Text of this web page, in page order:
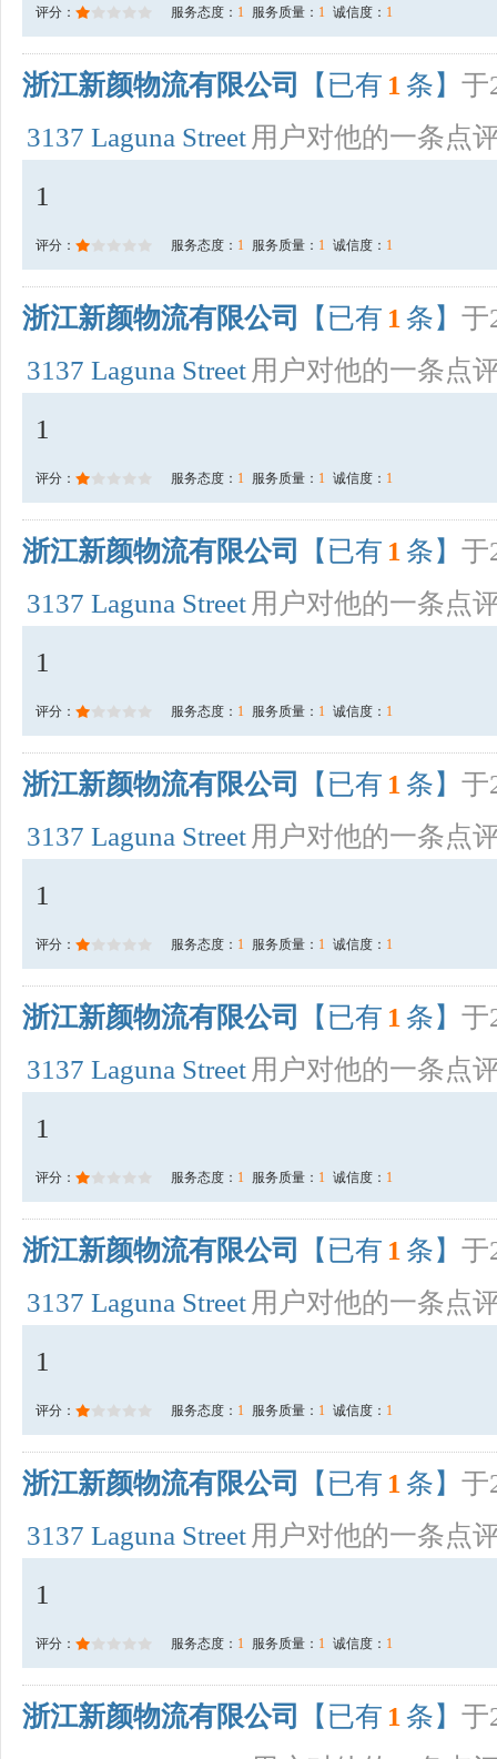
评分： 服务态度： 1 服务质量： 1 诚信度： 1
浙江新颜物流有限公司 【已有 1 条】 于
3137 Laguna Street 用户对他的一条点
1
评分： 服务态度： 1 服务质量： 1 诚信度： 1
浙江新颜物流有限公司 【已有 1 条】 于
3137 Laguna Street 用户对他的一条点
1
评分： 服务态度： 1 服务质量： 1 诚信度： 1
浙江新颜物流有限公司 【已有 1 条】 于
3137 Laguna Street 用户对他的一条点
1
评分： 服务态度： 1 服务质量： 1 诚信度： 1
浙江新颜物流有限公司 【已有 1 条】 于
3137 Laguna Street 用户对他的一条点
1
评分： 服务态度： 1 服务质量： 1 诚信度： 1
浙江新颜物流有限公司 【已有 1 条】 于
3137 Laguna Street 用户对他的一条点
1
评分： 服务态度： 1 服务质量： 1 诚信度： 1
浙江新颜物流有限公司 【已有 1 条】 于
3137 Laguna Street 用户对他的一条点
1
评分： 服务态度： 1 服务质量： 1 诚信度： 1
浙江新颜物流有限公司 【已有 1 条】 于
3137 Laguna Street 用户对他的一条点
1
评分： 服务态度： 1 服务质量： 1 诚信度： 1
浙江新颜物流有限公司 【已有 1 条】 于